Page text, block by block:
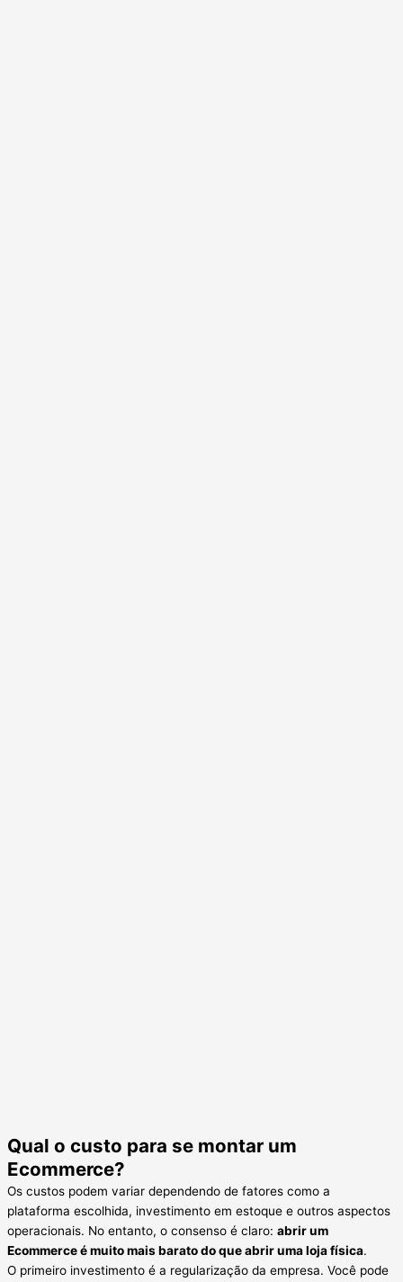
Qual o custo para se montar um
Ecommerce?
Os custos podem variar dependendo de fatores como a
plataforma escolhida, investimento em estoque e outros aspectos
operacionais. No entanto, o consenso é claro: abrir um
Ecommerce é muito mais barato do que abrir uma loja física.
O primeiro investimento é a regularização da empresa. Você pode